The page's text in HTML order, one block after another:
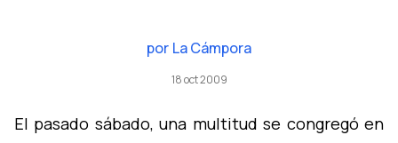
por La Cámpora
18 oct 2009
El pasado sábado, una multitud se congregó en